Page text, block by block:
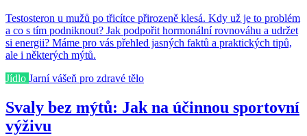
Testosteron u mužů po třicítce přirozeně klesá. Kdy už je to problém
a co s tím podniknout? Jak podpořit hormonální rovnováhu a udržet
si energii? Máme pro vás přehled jasných faktů a praktických tipů,
ale i některých mýtů.
Jídlo Jarní vášeň pro zdravé tělo
Svaly bez mýtů: Jak na účinnou sportovní
výživu